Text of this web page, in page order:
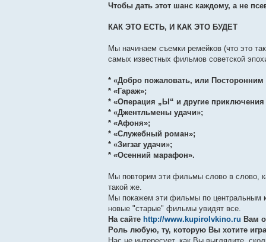
Чтобы дать этот шанс каждому, а не
КАК ЭТО ЕСТЬ, И КАК ЭТО БУДЕТ
Мы начинаем съемки ремейков (что это
самых известных фильмов советской
* «Добро пожаловать, или
* «Гараж»;
* «Операция „Ы“ и другие
* «Джентльмены удачи»;
* «Афоня»;
* «Служебный роман»;
* «Зигзаг удачи»;
* «Осенний марафон».
Мы повторим эти фильмы слово в слово,
такой же.
Мы покажем эти фильмы по центральным
новые "старые" фильмы увидят все.
На сайте http://www.kupirolvkino.ru Вам
Роль любую, ту, которую Вы хотите
Нас не интересует, как Вы выглядите,